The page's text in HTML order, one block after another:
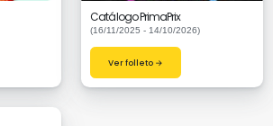
Catálogo PrimaPrix
(16/11/2025 - 14/10/2026)
Ver folleto →